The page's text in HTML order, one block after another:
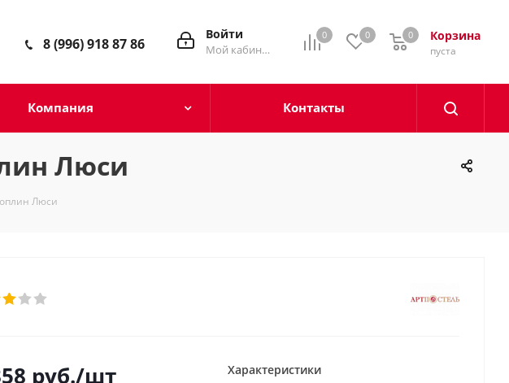
0 0 Корзина
0
пуста
0
Войти
Мой кабинет
8 (996) 918 87 86
Компания Контакты
Люси
Люси
руб./шт Характеристики